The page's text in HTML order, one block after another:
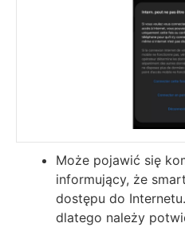
Może pojawić się
informujący, że
dostępu do
dlatego należy